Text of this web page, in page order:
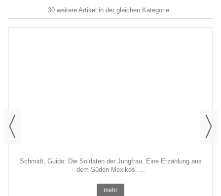
30 weitere Artikel in der gleichen Kategorie:
Schmidt, Guido: Die Soldaten der Jungfrau. Eine Erzählung aus
dem Süden Mexikos. ...
mehr